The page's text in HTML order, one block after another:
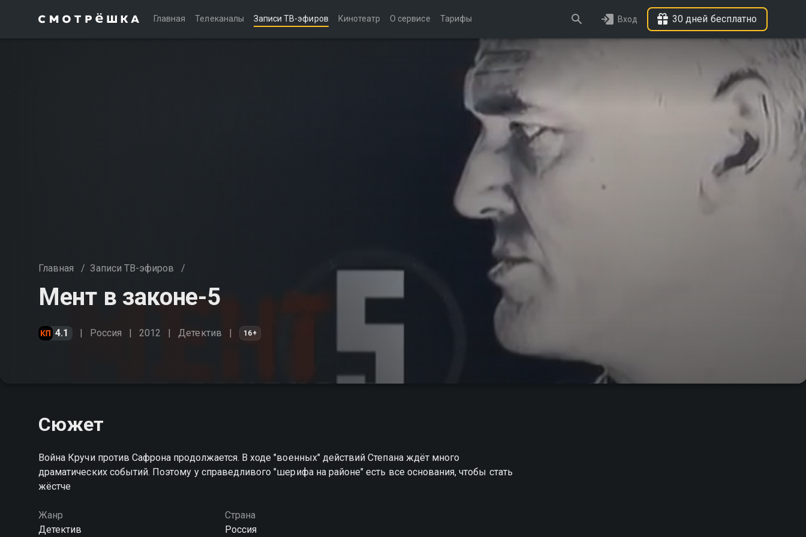
Главная Телеканалы Записи ТВ-эфиров Кинотеатр О сервисе Тарифы Вход 30 дней бесплатно
Главная / Записи ТВ-эфиров /
Мент в законе-5
4.1 Россия 2012 Детектив 16+
Сюжет
Война Кручи против Сафрона продолжается. В ходе "военных" действий Степана ждёт много
драматических событий. Поэтому у справедливого "шерифа на районе" есть все основания, чтобы стать
жёстче
Жанр
Детектив
Страна
Россия